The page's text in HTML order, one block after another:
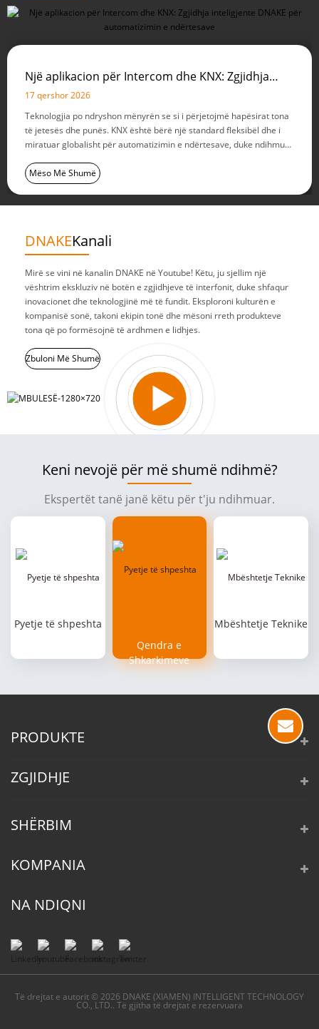
Një aplikacion për Intercom dhe KNX: Zgjidhja
inteligjente DNAKE për automatizimin e
ndërtesave
17 qershor 2026
Teknologjia po ndryshon mënyrën se si i përjetojmë hapësirat tona
të jetesës dhe punës. KNX është bërë një standard fleksibël dhe i
miratuar globalisht për automatizimin e ndërtesave, duke ndihmuar
menaxhimi i HVAC. Brenda ekosistemit KNX, DNAKE ofron një...
Mëso Më Shumë
DNAKEKanali
Mirë se vini në kanalin DNAKE në Youtube! Këtu, ju sjellim një
vështrim ekskluziv në botën e zgjidhjeve të interfonit, duke shfaqur
inovacionet dhe teknologjinë më të fundit. Eksploroni kulturën e
kompanisë sonë, takoni ekipin tonë dhe mësoni rreth produkteve
tona që po formësojnë të ardhmen e lidhjes.
Zbuloni Më Shumë
Keni nevojë për më shumë ndihmë?
Ekspertët tanë janë këtu për t'ju ndihmuar.
Pyetje të shpeshta
Qendra e
Shkarkimeve
Mbështetje Teknike
PRODUKTE
ZGJIDHJE
SHËRBIM
KOMPANIA
NA NDIQNI
Të drejtat e autorit © 2026 DNAKE (XIAMEN) INTELLIGENT TECHNOLOGY
CO., LTD.. Të gjitha të drejtat e rezervuara